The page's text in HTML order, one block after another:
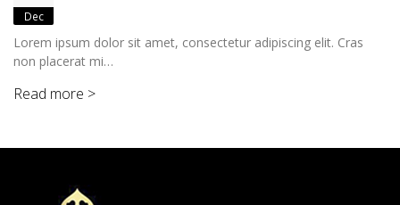
elit. Cras
Euismod atras vulputate iltricies etri elit. Class